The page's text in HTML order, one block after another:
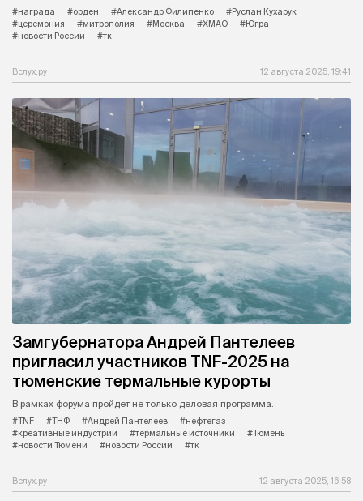
#награда
#орден #Александр Филипенко
#Руслан Кухарук
#церемония
#митрополия #Москва #ХМАО
#Югра
#новости России
#тк
Вслух.ру 12 августа 2025, 19:41
Замгубернатора Андрей Пантелеев
пригласил участников TNF-2025 на
тюменские термальные курорты
В рамках форума пройдет не только деловая программа.
#TNF
#ТНФ #Андрей Пантелеев
#нефтегаз
#креативные индустрии
#термальные источники
#Тюмень
#новости Тюмени
#новости России #тк
Вслух.ру 12 августа 2025, 16:58